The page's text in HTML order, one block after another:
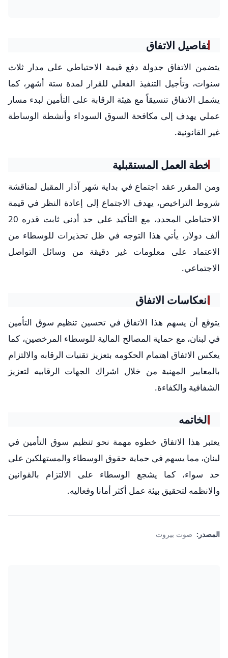
تفاصيل الاتفاق
يتضمن الاتفاق جدولة دفع قيمة الاحتياطي على مدار ثلاث
سنوات، وتأجيل التنفيذ الفعلي للقرار لمدة ستة أشهر، كما
يشمل الاتفاق تنسيقاً مع هيئة الرقابة على التأمين لبدء مسار
عملي يهدف إلى مكافحة السوق السوداء وأنشطة الوساطة
غير القانونية.
خطة العمل المستقبلية
ومن المقرر عقد اجتماع في بداية شهر آذار المقبل لمناقشة
شروط التراخيص، يهدف الاجتماع إلى إعادة النظر في قيمة
الاحتياطي المحدد، مع التأكيد على حد أدنى ثابت قدره 20
ألف دولار، يأتي هذا التوجه في ظل تحذيرات للوسطاء من
الاعتماد على معلومات غير دقيقة من وسائل التواصل
الاجتماعي.
انعكاسات الاتفاق
يتوقع أن يسهم هذا الاتفاق في تحسين تنظيم سوق التأمين
في لبنان، مع حماية المصالح المالية للوسطاء المرخصين، كما
يعكس الاتفاق اهتمام الحكومه بتعزيز تقنيات الرقابه والالتزام
بالمعايير المهنية من خلال اشراك الجهات الرقابيه لتعزيز
الشفافية والكفاءة.
الخاتمه
يعتبر هذا الاتفاق خطوه مهمة نحو تنظيم سوق التأمين في
لبنان، مما يسهم في حماية حقوق الوسطاء والمستهلكين على
حد سواء، كما يشجع الوسطاء على الالتزام بالقوانين
والانظمه لتحقيق بيئة عمل أكثر أمانا وفعاليه.
المصدر: صوت بيروت